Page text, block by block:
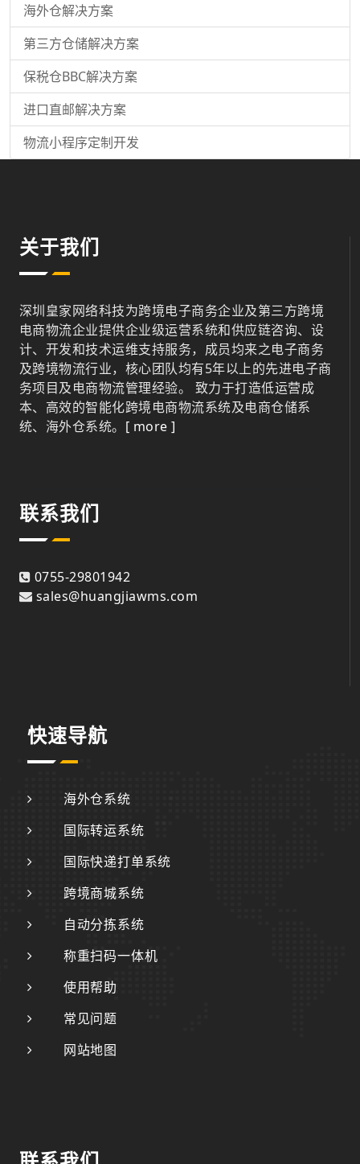
海外仓解决方案
第三方仓储解决方案
保税仓BBC解决方案
进口直邮解决方案
物流小程序定制开发
关于我们
深圳皇家网络科技为跨境电子商务企业及第三方跨境
电商物流企业提供企业级运营系统和供应链咨询、设
计、开发和技术运维支持服务，成员均来之电子商务
及跨境物流行业，核心团队均有5年以上的先进电子商
务项目及电商物流管理经验。 致力于打造低运营成
本、高效的智能化跨境电商物流系统及电商仓储系
统、海外仓系统。 [ more ]
联系我们
0755-29801942
sales@huangjiawms.com
快速导航
海外仓系统
国际转运系统
国际快递打单系统
跨境商城系统
自动分拣系统
称重扫码一体机
使用帮助
常见问题
网站地图